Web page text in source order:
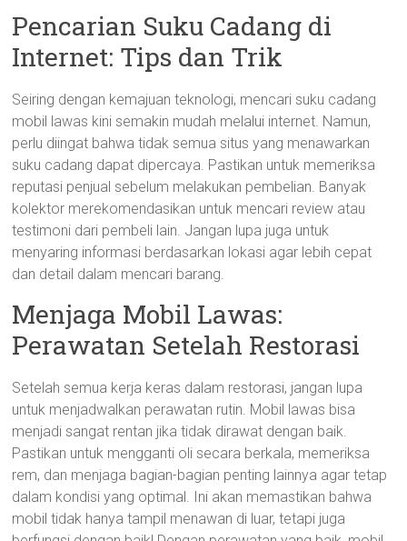
Pencarian Suku Cadang di
Internet: Tips dan Trik
Seiring dengan kemajuan teknologi, mencari suku cadang
mobil lawas kini semakin mudah melalui internet. Namun,
perlu diingat bahwa tidak semua situs yang menawarkan
suku cadang dapat dipercaya. Pastikan untuk memeriksa
reputasi penjual sebelum melakukan pembelian. Banyak
kolektor merekomendasikan untuk mencari review atau
testimoni dari pembeli lain. Jangan lupa juga untuk
menyaring informasi berdasarkan lokasi agar lebih cepat
dan detail dalam mencari barang.
Menjaga Mobil Lawas:
Perawatan Setelah Restorasi
Setelah semua kerja keras dalam restorasi, jangan lupa
untuk menjadwalkan perawatan rutin. Mobil lawas bisa
menjadi sangat rentan jika tidak dirawat dengan baik.
Pastikan untuk mengganti oli secara berkala, memeriksa
rem, dan menjaga bagian-bagian penting lainnya agar tetap
dalam kondisi yang optimal. Ini akan memastikan bahwa
mobil tidak hanya tampil menawan di luar, tetapi juga